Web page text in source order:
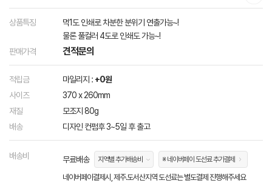
상품특징
먹1도 인쇄로 차분한 분위기 연출가능~!
물론 풀컬러 4도로 인쇄도 가능~!
판매가격
견적문의
적립금 마일리지 : +0원
사이즈
370 x 260mm
재질
모조지 80g
배송
디자인 컨펌후 3~5일 후 출고
배송비 무료배송 지역별 추가배송비 ※ 네이버페이 도선료 추가결제
네이버페이결제시, 제주.도서산지역 도선료는 별도결제 진행해주세요